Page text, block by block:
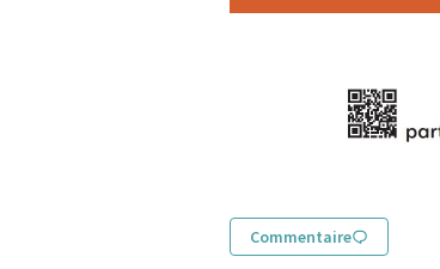
Commentaire